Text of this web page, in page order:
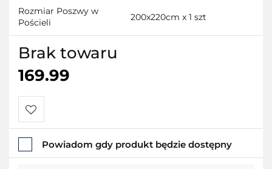
Rozmiar Poszwy w
Pościeli
200x220cm x 1 szt
Brak towaru
169.99
Do
przechowalni
Powiadom gdy produkt będzie dostępny